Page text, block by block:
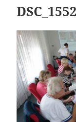
DSC_1552